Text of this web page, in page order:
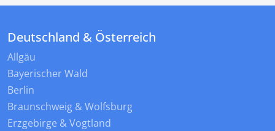
Deutschland & Österreich
Allgäu
Bayerischer Wald
Berlin
Braunschweig & Wolfsburg
Erzgebirge & Vogtland